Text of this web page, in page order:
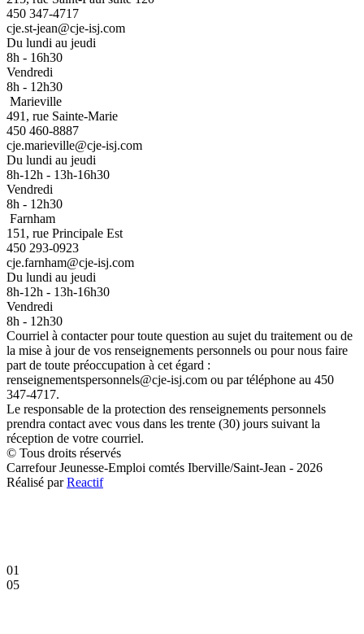
450 347-4717
cje.st-jean@cje-isj.com
Du lundi au jeudi
8h - 16h30
Vendredi
8h - 12h30
Marieville
491, rue Sainte-Marie
450 460-8887
cje.marieville@cje-isj.com
Du lundi au jeudi
8h-12h - 13h-16h30
Vendredi
8h - 12h30
Farnham
151, rue Principale Est
450 293-0923
cje.farnham@cje-isj.com
Du lundi au jeudi
8h-12h - 13h-16h30
Vendredi
8h - 12h30
Courriel à contacter pour toute question au sujet du traitement ou de
la mise à jour de vos renseignements personnels ou pour nous faire
part de toute préoccupation à cet égard :
renseignementspersonnels@cje-isj.com ou par téléphone au 450
347-4717.
Le responsable de la protection des renseignements personnels
prendra contact avec vous dans les trente (30) jours suivant la
réception de votre courriel.
© Tous droits réservés
Carrefour Jeunesse-Emploi comtés Iberville/Saint-Jean - 2026
Réalisé parReactif
01
05